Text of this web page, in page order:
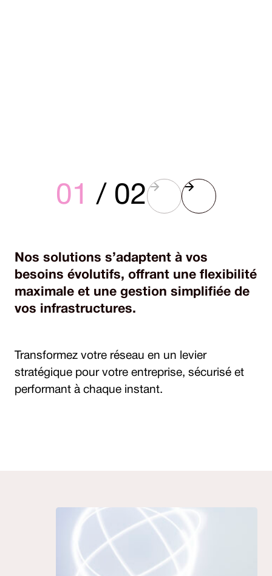
01 / 02
Nos solutions s’adaptent à vos
besoins évolutifs, offrant une flexibilité
maximale et une gestion simplifiée de
vos infrastructures.
Transformez votre réseau en un levier
stratégique pour votre entreprise, sécurisé et
performant à chaque instant.